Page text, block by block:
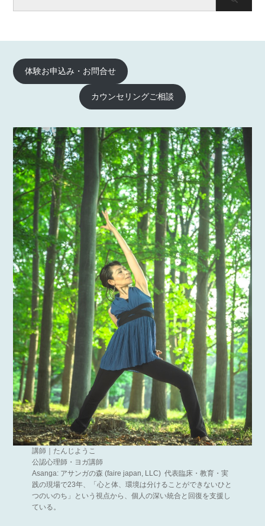
体験お申込み・お問合せ
カウンセリングご相談
講師｜たんじようこ
公認心理師・ヨガ講師
Asanga: アサンガの森 (faire japan, LLC) 代表臨床・教育・実
践の現場で23年、「心と体、環境は分けることができないひと
つのいのち」という視点から、個人の深い統合と回復を支援し
ている。